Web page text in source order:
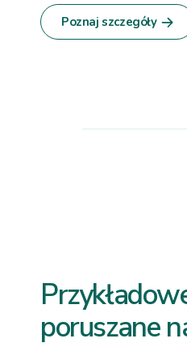
Poznaj szczegóły
poruszane